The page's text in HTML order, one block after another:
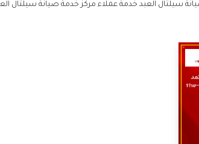
سيلتال العبد خدمة عملاء مركز خدمة صيانة سيلتال